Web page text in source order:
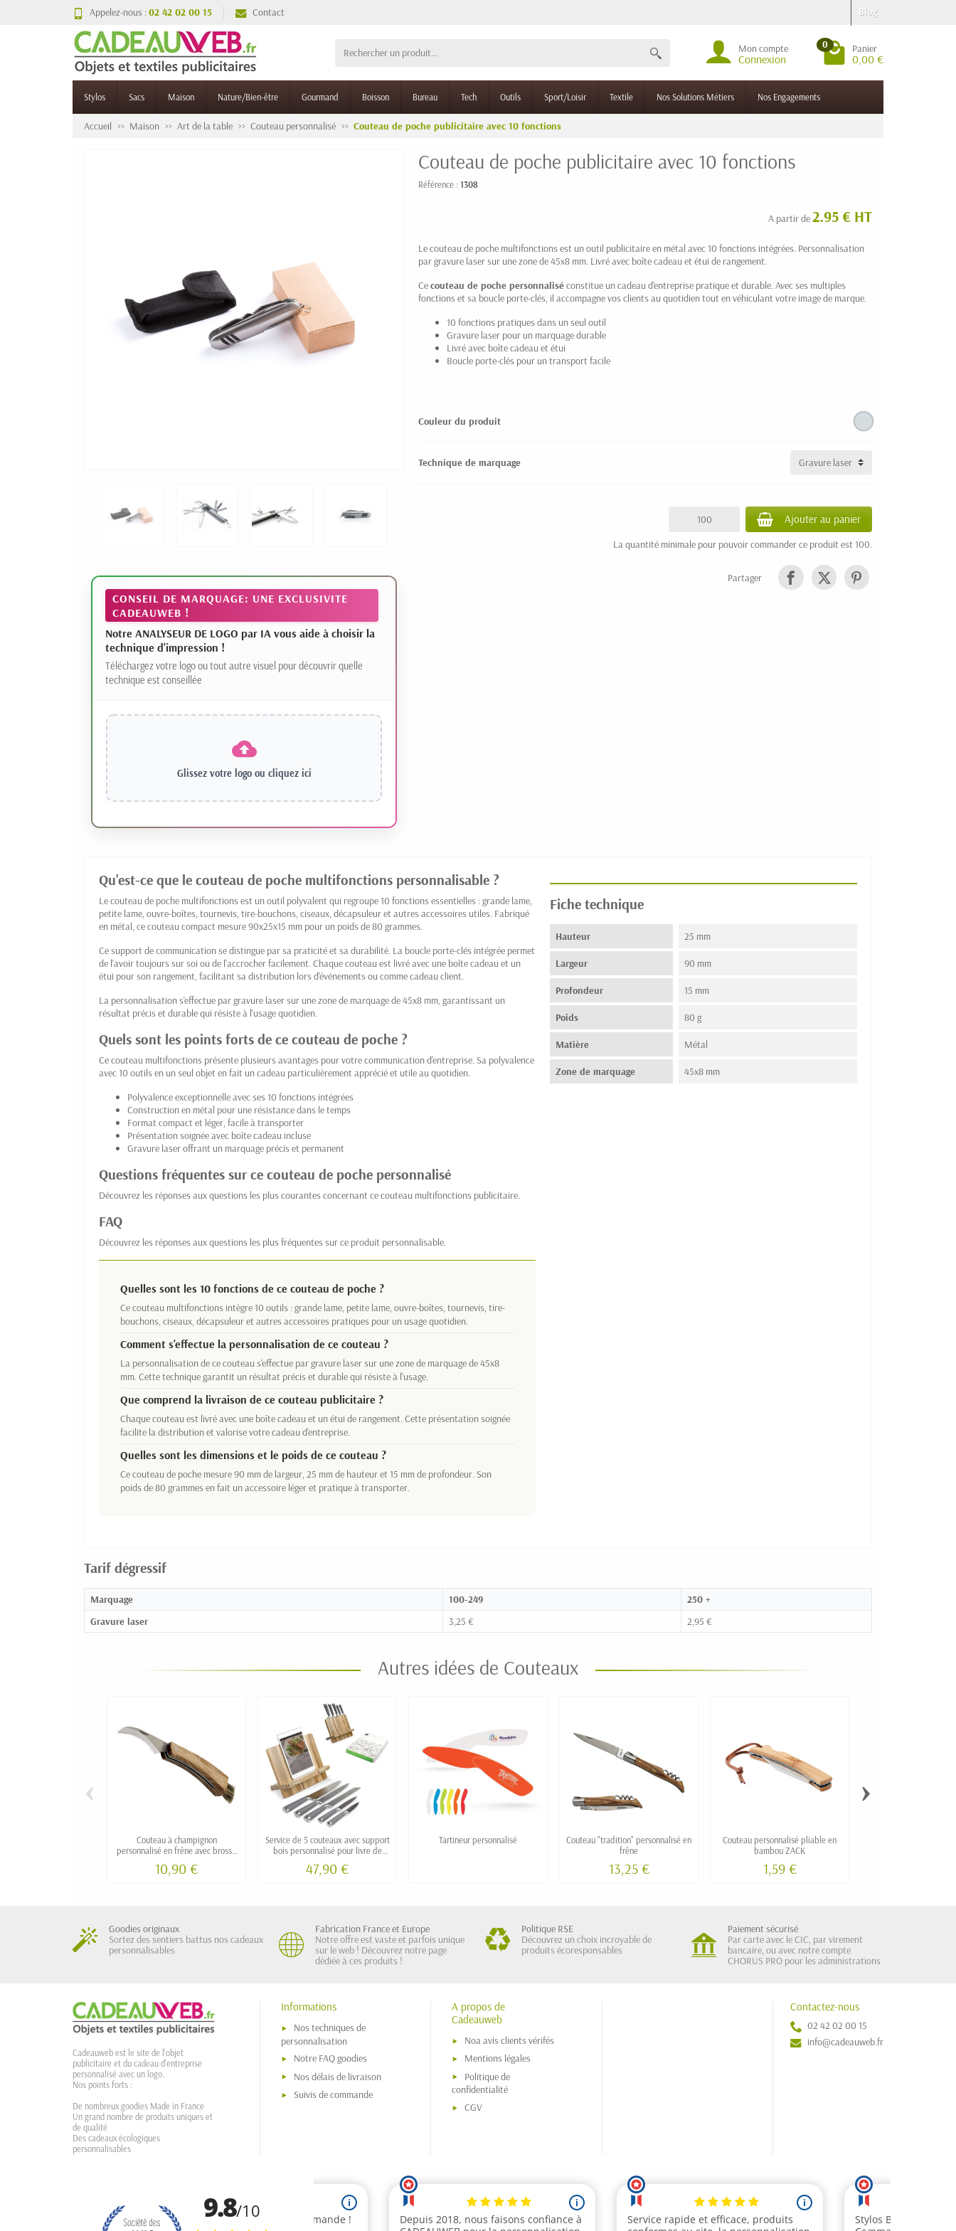
Appelez-nous :02 42 02 00 15 Contact Blog
Mon compte
Connexion
0 Panier
0,00 €
Stylos Sacs Maison Nature/Bien-être Gourmand Boisson Bureau Tech Outils Sport/Loisir Textile Nos Solutions Métiers Nos Engagements
Accueil Maison Art de la table Couteau personnalisé Couteau de poche publicitaire avec 10 fonctions
CONSEIL DE MARQUAGE: UNE EXCLUSIVITE
CADEAUWEB !
Notre ANALYSEUR DE LOGO par IA vous aide à choisir la
technique d'impression !
Téléchargez votre logo ou tout autre visuel pour découvrir quelle
technique est conseillée
Glissez votre logo ou cliquez ici
Couteau de poche publicitaire avec 10 fonctions
Référence : 1308
A partir de2.95 € HT
Le couteau de poche multifonctions est un outil publicitaire en métal avec 10 fonctions intégrées. Personnalisation
par gravure laser sur une zone de 45x8 mm. Livré avec boîte cadeau et étui de rangement.
Cecouteau de poche personnaliséconstitue un cadeau d'entreprise pratique et durable. Avec ses multiples
fonctions et sa boucle porte-clés, il accompagne vos clients au quotidien tout en véhiculant votre image de marque.
10 fonctions pratiques dans un seul outil
Gravure laser pour un marquage durable
Livré avec boîte cadeau et étui
Boucle porte-clés pour un transport facile
Couleur du produit
Technique de marquage
Ajouter au panier
La quantité minimale pour pouvoir commander ce produit est 100.
Partager
Qu'est-ce que le couteau de poche multifonctions personnalisable ?
Le couteau de poche multifonctions est un outil polyvalent qui regroupe 10 fonctions essentielles : grande lame,
petite lame, ouvre-boîtes, tournevis, tire-bouchons, ciseaux, décapsuleur et autres accessoires utiles. Fabriqué
en métal, ce couteau compact mesure 90x25x15 mm pour un poids de 80 grammes.
Ce support de communication se distingue par sa praticité et sa durabilité. La boucle porte-clés intégrée permet
de l'avoir toujours sur soi ou de l'accrocher facilement. Chaque couteau est livré avec une boîte cadeau et un
étui pour son rangement, facilitant sa distribution lors d'événements ou comme cadeau client.
La personnalisation s'effectue par gravure laser sur une zone de marquage de 45x8 mm, garantissant un
résultat précis et durable qui résiste à l'usage quotidien.
Quels sont les points forts de ce couteau de poche ?
Ce couteau multifonctions présente plusieurs avantages pour votre communication d'entreprise. Sa polyvalence
avec 10 outils en un seul objet en fait un cadeau particulièrement apprécié et utile au quotidien.
Polyvalence exceptionnelle avec ses 10 fonctions intégrées
Construction en métal pour une résistance dans le temps
Format compact et léger, facile à transporter
Présentation soignée avec boîte cadeau incluse
Gravure laser offrant un marquage précis et permanent
Questions fréquentes sur ce couteau de poche personnalisé
Découvrez les réponses aux questions les plus courantes concernant ce couteau multifonctions publicitaire.
FAQ
Découvrez les réponses aux questions les plus fréquentes sur ce produit personnalisable.
Quelles sont les 10 fonctions de ce couteau de poche ?
Ce couteau multifonctions intègre 10 outils : grande lame, petite lame, ouvre-boîtes, tournevis, tire-
bouchons, ciseaux, décapsuleur et autres accessoires pratiques pour un usage quotidien.
Comment s'effectue la personnalisation de ce couteau ?
La personnalisation de ce couteau s'effectue par gravure laser sur une zone de marquage de 45x8
mm. Cette technique garantit un résultat précis et durable qui résiste à l'usage.
Que comprend la livraison de ce couteau publicitaire ?
Chaque couteau est livré avec une boîte cadeau et un étui de rangement. Cette présentation soignée
facilite la distribution et valorise votre cadeau d'entreprise.
Quelles sont les dimensions et le poids de ce couteau ?
Ce couteau de poche mesure 90 mm de largeur, 25 mm de hauteur et 15 mm de profondeur. Son
poids de 80 grammes en fait un accessoire léger et pratique à transporter.
Fiche technique
Hauteur 25 mm
Largeur 90 mm
Profondeur 15 mm
Poids 80 g
Matière Métal
Zone de marquage 45x8 mm
Tarif dégressif
Marquage 100-249
250 +
Gravure laser
3,25 € 2,95 €
Autres idées de Couteaux
Couteau à champignon
personnalisé en frêne avec brosse
10,90 €
Service de 5 couteaux avec support
bois personnalisé pour livre de
47,90 €
Tartineur personnalisé
Couteau "tradition" personnalisé en
frêne
13,25 €
Couteau personnalisé pliable en
bambou ZACK
1,59 €
‹ ›
Goodies originaux
Sortez des sentiers battus nos cadeaux
personnalisables
Fabrication France et Europe
Notre offre est vaste et parfois unique
sur le web ! Découvrez notre page
dédiée à ces produits !
Politique RSE
Découvrez un choix incroyable de
produits écoresponsables
Paiement sécurisé
Par carte avec le CIC, par virement
bancaire, ou avec notre compte
CHORUS PRO pour les administrations
Cadeauweb est le site de l'objet
publicitaire et du cadeau d'entreprise
personnalisé avec un logo.
Nos points forts :
De nombreux goodies Made in France
Un grand nombre de produits uniques et
de qualité
Des cadeaux écologiques
personnalisables
Informations
Nos techniques de
personnalisation
Notre FAQ goodies
Nos délais de livraison
Suivis de commande
A propos de
Cadeauweb
Noa avis clients vérifés
Mentions légales
Politique de
confidentialité
CGV
Contactez-nous
02 42 02 00 15
info@cadeauweb.fr